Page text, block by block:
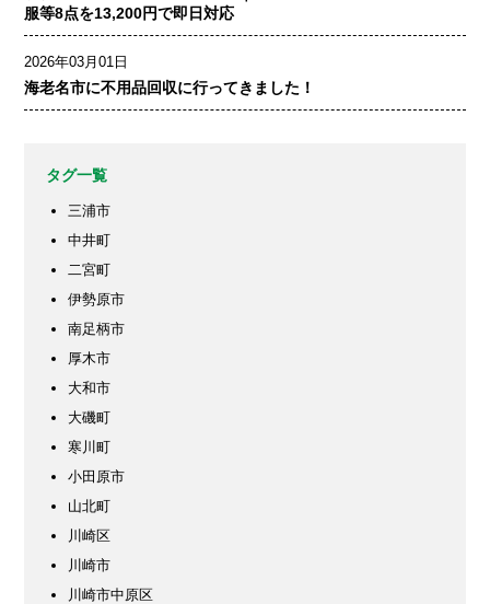
服等8点を13,200円で即日対応
2026年03月01日
海老名市に不用品回収に行ってきました！
タグ一覧
三浦市
中井町
二宮町
伊勢原市
南足柄市
厚木市
大和市
大磯町
寒川町
小田原市
山北町
川崎区
川崎市
川崎市中原区